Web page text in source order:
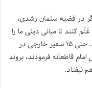
در قضیه سلمان رشدی،
کنند تا مبانی دینی ما را
از ریشه بزنند، ولی امام فتوای جانانه‌ای داد. حتی ۱۵ سفیر خارجی در
قاطعانه فرمودند، بروند
نیفتاد.